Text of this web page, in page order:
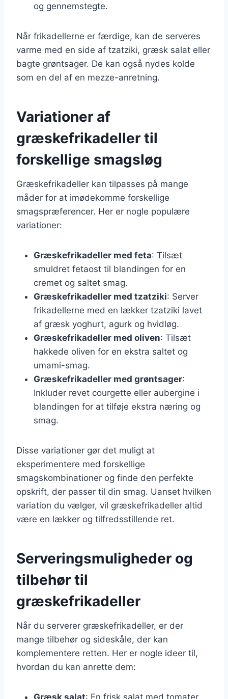
og gennemstegte.
Når frikadellerne er færdige, kan de serveres
varme med en side af tzatziki, græsk salat eller
bagte grøntsager. De kan også nydes kolde
som en del af en mezze-anretning.
Variationer af
græskefrikadeller til
forskellige smagsløg
Græskefrikadeller kan tilpasses på mange
måder for at imødekomme forskellige
smagspræferencer. Her er nogle populære
variationer:
Græskefrikadeller med feta: Tilsæt
smuldret fetaost til blandingen for en
cremet og saltet smag.
Græskefrikadeller med tzatziki: Server
frikadellerne med en lækker tzatziki lavet
af græsk yoghurt, agurk og hvidløg.
Græskefrikadeller med oliven: Tilsæt
hakkede oliven for en ekstra saltet og
umami-smag.
Græskefrikadeller med grøntsager:
Inkluder revet courgette eller aubergine i
blandingen for at tilføje ekstra næring og
smag.
Disse variationer gør det muligt at
eksperimentere med forskellige
smagskombinationer og finde den perfekte
opskrift, der passer til din smag. Uanset hvilken
variation du vælger, vil græskefrikadeller altid
være en lækker og tilfredsstillende ret.
Serveringsmuligheder og
tilbehør til
græskefrikadeller
Når du serverer græskefrikadeller, er der
mange tilbehør og sideskåle, der kan
komplementere retten. Her er nogle ideer til,
hvordan du kan anrette dem:
Græsk salat: En frisk salat med tomater,